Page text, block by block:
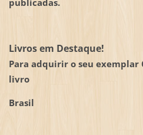
Livros em Destaque!
Para adquirir o seu exemplar
livro
Brasil